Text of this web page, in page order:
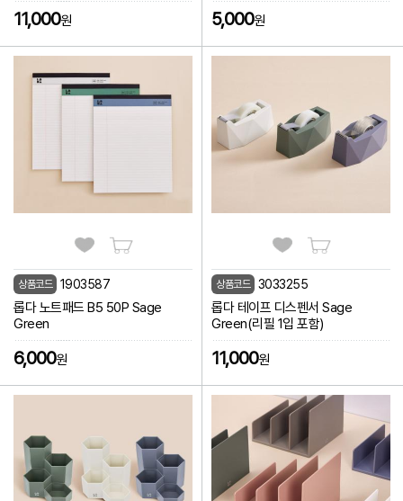
11,000원 5,000원
상품코드 1903587
롭다 노트패드 B5 50P Sage
Green
6,000원
상품코드 3033255
롭다 테이프 디스펜서 Sage
Green(리필 1입 포함)
11,000원